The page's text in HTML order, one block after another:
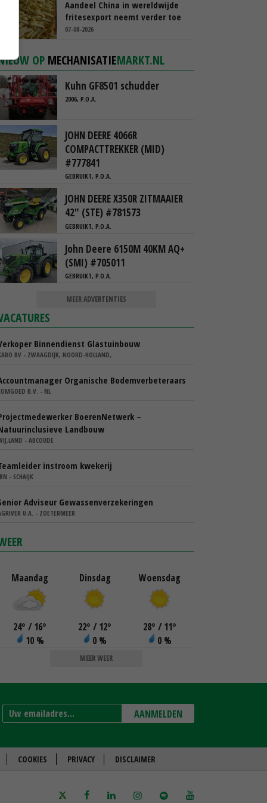
Aandeel China in wereldwijde
fritesexport neemt verder toe
07-08-2026
OP MECHANISATIEMARKT.NL
Kuhn GF8501 schudder
2006, P.O.A.
JOHN DEERE 4066R
COMPACTTREKKER (MID)
#777841
GEBRUIKT, P.O.A.
JOHN DEERE X350R ZITMAAIER
42" (STE) #781573
GEBRUIKT, P.O.A.
John Deere 6150M 40KM AQ+
(SMI) #705011
GEBRUIKT, P.O.A.
MEER ADVERTENTIES
Binnendienst Glastuinbouw
BV - ZWAAGDIJK, NOORD-HOLLAND,
Organische Bodemverbeteraars
B.V. - NL
BoerenNetwerk –
Landbouw
- ABCOUDE
instroom kwekerij
- SCHAIJK
Adviseur Gewassenverzekeringen
U.A. - ZOETERMEER
Maandag
24° / 16°
10 %
Dinsdag
22° / 12°
0 %
Woensdag
28° / 11°
0 %
MEER WEER
AANMELDEN
COOKIES PRIVACY DISCLAIMER